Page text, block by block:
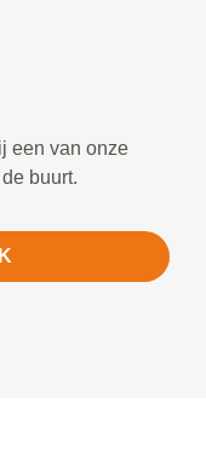
een van onze
buurt.